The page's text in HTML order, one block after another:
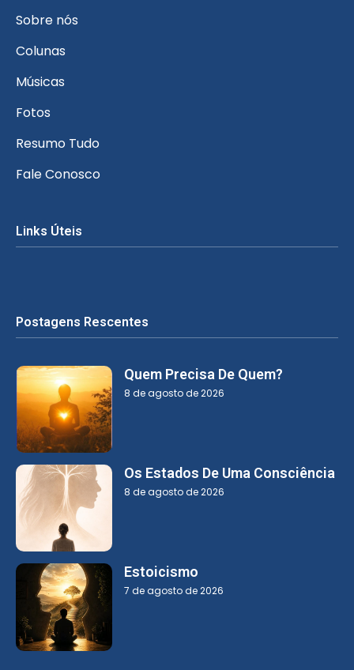
Sobre nós
Colunas
Músicas
Fotos
Resumo Tudo
Fale Conosco
Links Úteis
Postagens Rescentes
Quem Precisa De Quem?
8 de agosto de 2026
Os Estados De Uma Consciência
8 de agosto de 2026
Estoicismo
7 de agosto de 2026